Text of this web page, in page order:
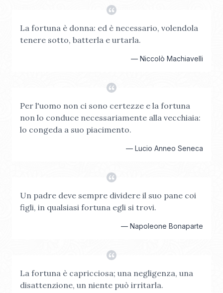
La fortuna è donna: ed è necessario, volendola
tenere sotto, batterla e urtarla.
— Niccolò Machiavelli
Per l'uomo non ci sono certezze e la fortuna
non lo conduce necessariamente alla vecchiaia:
lo congeda a suo piacimento.
— Lucio Anneo Seneca
Un padre deve sempre dividere il suo pane coi
figli, in qualsiasi fortuna egli si trovi.
— Napoleone Bonaparte
La fortuna è capricciosa; una negligenza, una
disattenzione, un niente può irritarla.